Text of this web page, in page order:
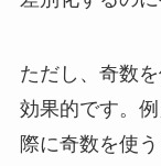
ただし、奇数
効果的です。
際に奇数を使